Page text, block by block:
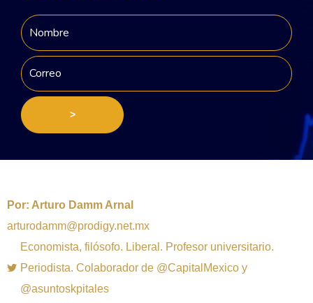
>
Por: Arturo Damm Arnal
arturodamm@prodigy.net.mx
Economista, filósofo. Liberal. Profesor universitario.
Periodista. Colaborador de @CapitalMexico y
@asuntoskpitales